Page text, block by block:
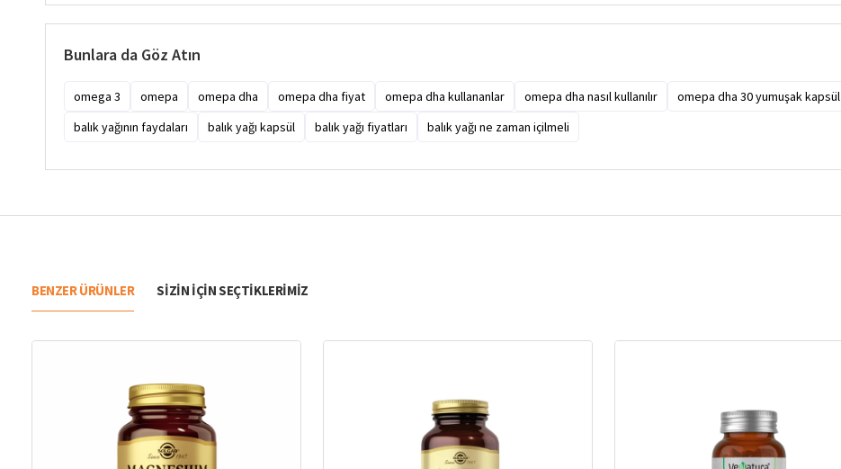
Bunlara da Göz Atın
omega 3 omepa omepa dha omepa dha fiyat omepa dha kullananlar omepa dha nasıl kullanılır omepa dha 30 yumuşak kapsül
balık yağının faydaları
balık yağı kapsül balık yağı fiyatları balık yağı ne zaman içilmeli
BENZER ÜRÜNLER SIZIN IÇIN SEÇTIKLERIMIZ